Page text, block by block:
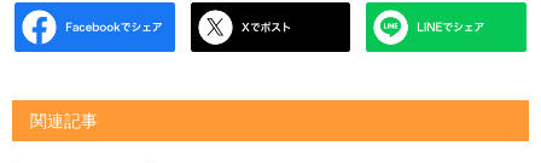
関連記事